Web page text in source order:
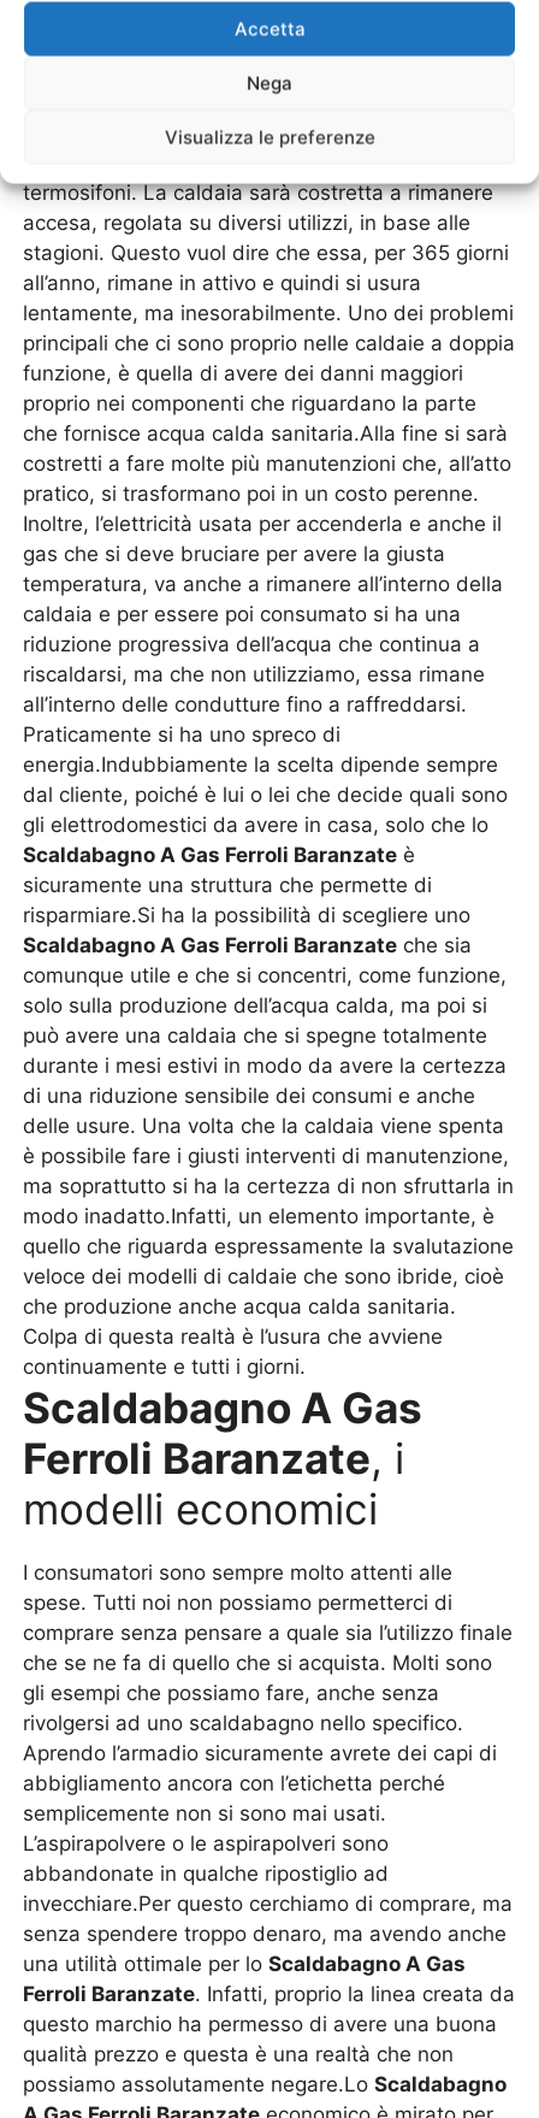
Accetta
Nega
Visualizza le preferenze
e poco combustibile, sviluppando litri e litri di
acqua calda. Ciò a beneficio delle caldaie e degli
impianti di riscaldamento che sono impiegati
continuamente in casa. Facciamo un chiaro
esempio. La caldaia che produce acqua calda e
termosifoni. La caldaia sarà costretta a rimanere
accesa, regolata su diversi utilizzi, in base alle
stagioni. Questo vuol dire che essa, per 365 giorni
all’anno, rimane in attivo e quindi si usura
lentamente, ma inesorabilmente. Uno dei problemi
principali che ci sono proprio nelle caldaie a doppia
funzione, è quella di avere dei danni maggiori
proprio nei componenti che riguardano la parte
che fornisce acqua calda sanitaria.Alla fine si sarà
costretti a fare molte più manutenzioni che, all’atto
pratico, si trasformano poi in un costo perenne.
Inoltre, l’elettricità usata per accenderla e anche il
gas che si deve bruciare per avere la giusta
temperatura, va anche a rimanere all’interno della
caldaia e per essere poi consumato si ha una
riduzione progressiva dell’acqua che continua a
riscaldarsi, ma che non utilizziamo, essa rimane
all’interno delle condutture fino a raffreddarsi.
Praticamente si ha uno spreco di
energia.Indubbiamente la scelta dipende sempre
dal cliente, poiché è lui o lei che decide quali sono
gli elettrodomestici da avere in casa, solo che lo
Scaldabagno A Gas Ferroli Baranzate è
sicuramente una struttura che permette di
risparmiare.Si ha la possibilità di scegliere uno
Scaldabagno A Gas Ferroli Baranzate che sia
comunque utile e che si concentri, come funzione,
solo sulla produzione dell’acqua calda, ma poi si
può avere una caldaia che si spegne totalmente
durante i mesi estivi in modo da avere la certezza
di una riduzione sensibile dei consumi e anche
delle usure. Una volta che la caldaia viene spenta
è possibile fare i giusti interventi di manutenzione,
ma soprattutto si ha la certezza di non sfruttarla in
modo inadatto.Infatti, un elemento importante, è
quello che riguarda espressamente la svalutazione
veloce dei modelli di caldaie che sono ibride, cioè
che produzione anche acqua calda sanitaria.
Colpa di questa realtà è l’usura che avviene
continuamente e tutti i giorni.
Scaldabagno A Gas
Ferroli Baranzate, i
modelli economici
I consumatori sono sempre molto attenti alle
spese. Tutti noi non possiamo permetterci di
comprare senza pensare a quale sia l’utilizzo finale
che se ne fa di quello che si acquista. Molti sono
gli esempi che possiamo fare, anche senza
rivolgersi ad uno scaldabagno nello specifico.
Aprendo l’armadio sicuramente avrete dei capi di
abbigliamento ancora con l’etichetta perché
semplicemente non si sono mai usati.
L’aspirapolvere o le aspirapolveri sono
abbandonate in qualche ripostiglio ad
invecchiare.Per questo cerchiamo di comprare, ma
senza spendere troppo denaro, ma avendo anche
una utilità ottimale per loScaldabagno A Gas
Ferroli Baranzate. Infatti, proprio la linea creata da
questo marchio ha permesso di avere una buona
qualità prezzo e questa è una realtà che non
possiamo assolutamente negare.LoScaldabagno